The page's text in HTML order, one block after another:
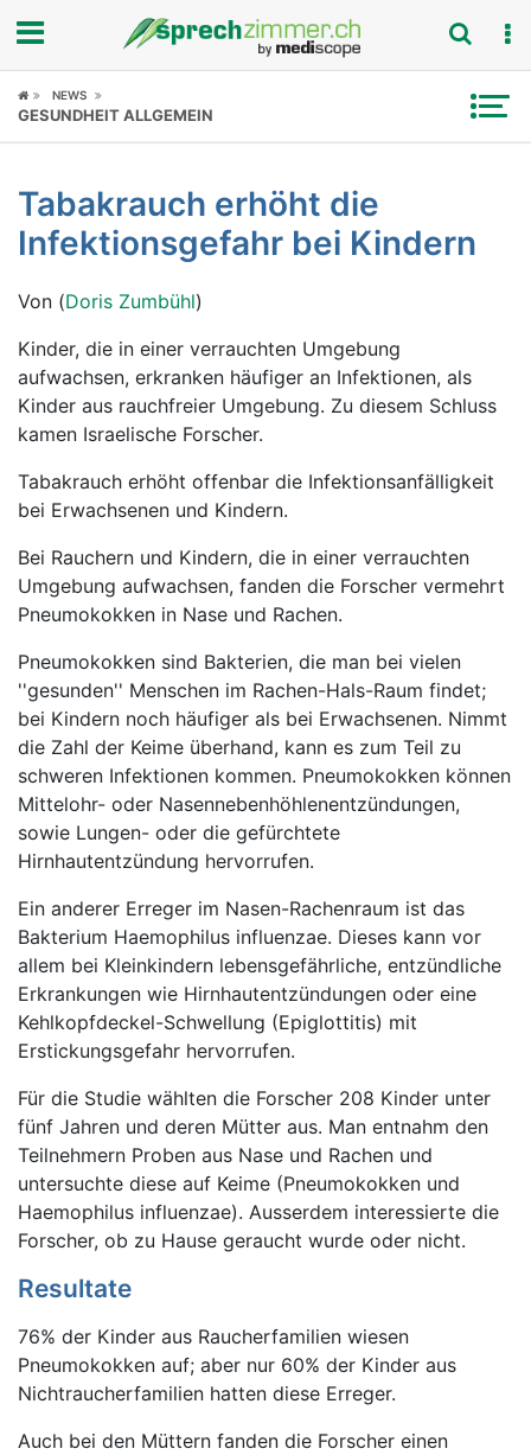
Fokus
Symptome
Untersuchungen
Ratgeber
Rubriken
NEWS
GESUNDHEIT ALLGEMEIN
Tabakrauch erhöht die
Infektionsgefahr bei Kindern
Von (Doris Zumbühl)
Kinder, die in einer verrauchten Umgebung
aufwachsen, erkranken häufiger an Infektionen, als
Kinder aus rauchfreier Umgebung. Zu diesem Schluss
kamen Israelische Forscher.
Tabakrauch erhöht offenbar die Infektionsanfälligkeit
bei Erwachsenen und Kindern.
Bei Rauchern und Kindern, die in einer verrauchten
Umgebung aufwachsen, fanden die Forscher vermehrt
Pneumokokken in Nase und Rachen.
Pneumokokken sind Bakterien, die man bei vielen
''gesunden'' Menschen im Rachen-Hals-Raum findet;
bei Kindern noch häufiger als bei Erwachsenen. Nimmt
die Zahl der Keime überhand, kann es zum Teil zu
schweren Infektionen kommen. Pneumokokken können
Mittelohr- oder Nasennebenhöhlenentzündungen,
sowie Lungen- oder die gefürchtete
Hirnhautentzündung hervorrufen.
Ein anderer Erreger im Nasen-Rachenraum ist das
Bakterium Haemophilus influenzae. Dieses kann vor
allem bei Kleinkindern lebensgefährliche, entzündliche
Erkrankungen wie Hirnhautentzündungen oder eine
Kehlkopfdeckel-Schwellung (Epiglottitis) mit
Erstickungsgefahr hervorrufen.
Für die Studie wählten die Forscher 208 Kinder unter
fünf Jahren und deren Mütter aus. Man entnahm den
Teilnehmern Proben aus Nase und Rachen und
untersuchte diese auf Keime (Pneumokokken und
Haemophilus influenzae). Ausserdem interessierte die
Forscher, ob zu Hause geraucht wurde oder nicht.
Resultate
76% der Kinder aus Raucherfamilien wiesen
Pneumokokken auf; aber nur 60% der Kinder aus
Nichtraucherfamilien hatten diese Erreger.
Auch bei den Müttern fanden die Forscher einen